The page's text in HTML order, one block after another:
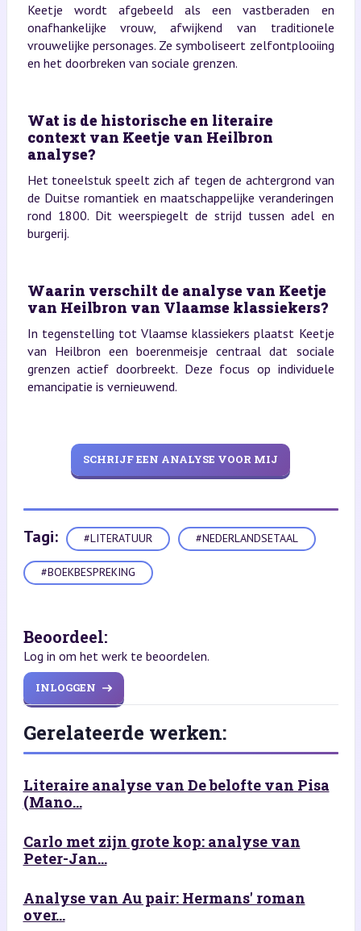
Keetje wordt afgebeeld als een vastberaden en
onafhankelijke vrouw, afwijkend van traditionele
vrouwelijke personages. Ze symboliseert zelfontplooiing
en het doorbreken van sociale grenzen.
Wat is de historische en literaire
context van Keetje van Heilbron
analyse?
Het toneelstuk speelt zich af tegen de achtergrond van
de Duitse romantiek en maatschappelijke veranderingen
rond 1800. Dit weerspiegelt de strijd tussen adel en
burgerij.
Waarin verschilt de analyse van Keetje
van Heilbron van Vlaamse klassiekers?
In tegenstelling tot Vlaamse klassiekers plaatst Keetje
van Heilbron een boerenmeisje centraal dat sociale
grenzen actief doorbreekt. Deze focus op individuele
emancipatie is vernieuwend.
SCHRIJF EEN ANALYSE VOOR MIJ
Tagi: #LITERATUUR #NEDERLANDSETAAL
#BOEKBESPREKING
Beoordeel:
Log in om het werk te beoordelen.
INLOGGEN
Gerelateerde werken:
Literaire analyse van De belofte van Pisa
(Mano...
Carlo met zijn grote kop: analyse van
Peter-Jan...
Analyse van Au pair: Hermans' roman
over...